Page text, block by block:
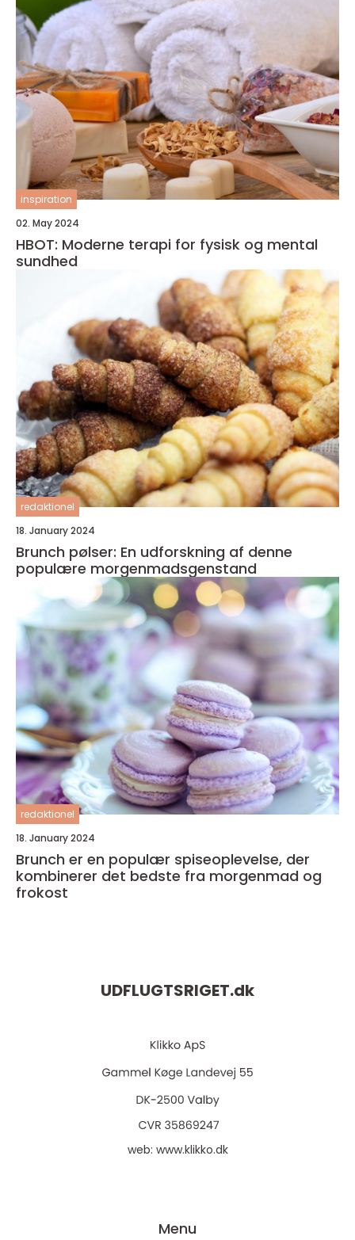
inspiration
02. May 2024
HBOT: Moderne terapi for fysisk og mental
sundhed
redaktionel
18. January 2024
Brunch pølser: En udforskning af denne
populære morgenmadsgenstand
redaktionel
18. January 2024
Brunch er en populær spiseoplevelse, der
kombinerer det bedste fra morgenmad og
frokost
UDFLUGTSRIGET.dk
web: www.klikko.dk
Menu